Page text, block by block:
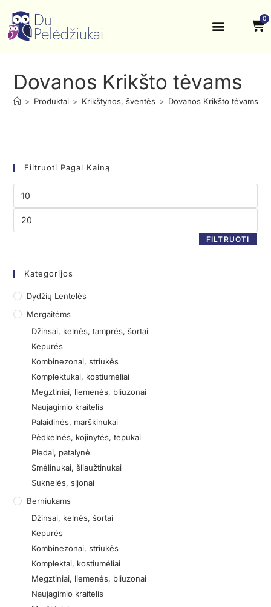
0
Dovanos Krikšto tėvams
> Produktai > Krikštynos, šventės > Dovanos Krikšto tėvams
Filtruoti Pagal Kainą
FILTRUOTI
Kategorijos
Dydžių Lentelės
Mergaitėms
Džinsai, kelnės, tamprės, šortai
Kepurės
Kombinezonai, striukės
Komplektukai, kostiumėliai
Megztiniai, liemenės, bliuzonai
Naujagimio kraitelis
Palaidinės, marškinukai
Pėdkelnės, kojinytės, tepukai
Pledai, patalynė
Smėlinukai, šliaužtinukai
Suknelės, sijonai
Berniukams
Džinsai, kelnės, šortai
Kepurės
Kombinezonai, striukės
Komplektai, kostiumėliai
Megztiniai, liemenės, bliuzonai
Naujagimio kraitelis